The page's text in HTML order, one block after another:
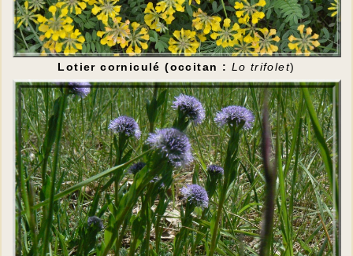
Lotier corniculé (occitan : Lo trifolet)